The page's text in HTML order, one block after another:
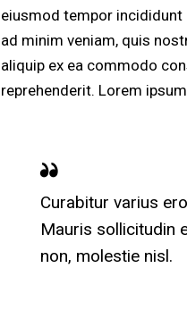
eiusmod tempor incididunt
ad minim veniam, quis
aliquip ex ea commodo
reprehenderit. Lorem
Curabitur varius
Mauris sollicitudin
non, molestie nisl.